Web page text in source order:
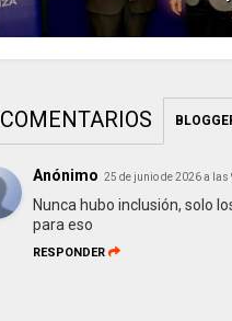
COMENTARIOS
Anónimo 25 de junio de 2026 a las
Nunca hubo inclusión, solo
para eso
RESPONDER